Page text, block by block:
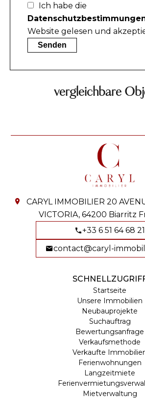
Ich habe die
Website gelesen und
Senden
vergleichbare
CARYL IMMOBILIER 20
VICTORIA, 64200 Biarritz
+33 6 51 64 68 21
contact@caryl-
Startseite
Unsere Immobilien
Neubauprojekte
Suchauftrag
Bewertungsanfrage
Verkaufsmethode
Verkaufte
Ferienwohnungen
Langzeitmiete
Mietverwaltung